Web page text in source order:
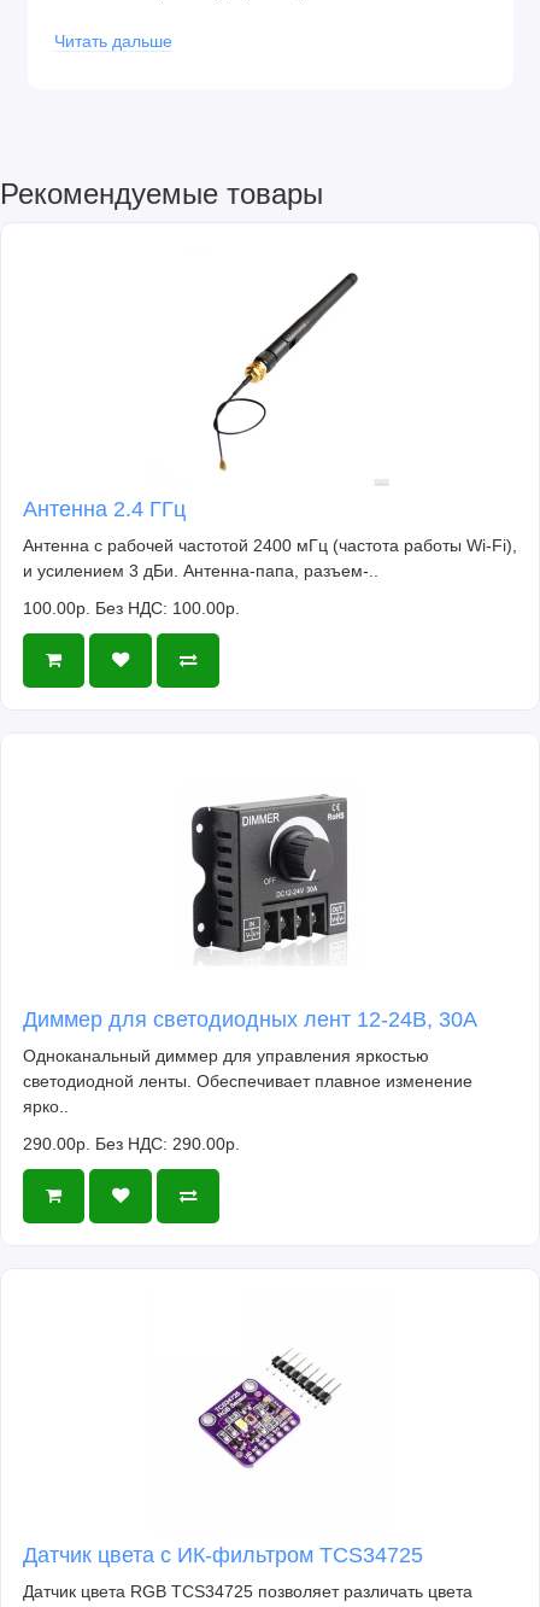
Читать дальше
Рекомендуемые товары
Антенна 2.4 ГГц
Антенна с рабочей частотой 2400 мГц (частота работы Wi-Fi),
и усилением 3 дБи. Антенна-папа, разъем-..
100.00р. Без НДС: 100.00р.
Диммер для светодиодных лент 12-24В, 30А
Одноканальный диммер для управления яркостью
светодиодной ленты. Обеспечивает плавное изменение
ярко..
290.00р. Без НДС: 290.00р.
Датчик цвета с ИК-фильтром TCS34725
Датчик цвета RGB TCS34725 позволяет различать цвета